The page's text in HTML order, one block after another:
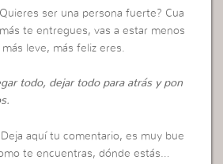
ser una persona fuerte? Cua
te entregues, vas a estar menos
leve, más feliz eres.
todo, dejar todo para atrás y pon
aquí tu comentario, es muy bue
te encuentras, dónde estás…